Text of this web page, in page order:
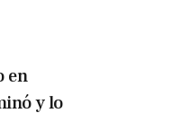
en
y lo